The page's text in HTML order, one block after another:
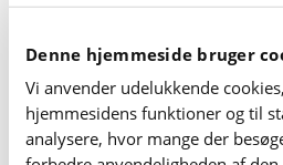
Denne hjemmeside bruger
Vi anvender udelukkende
hjemme­sidens funktioner og til
analysere, hvor mange der
Hvad er NemPubMed?
Hvem kan bruge